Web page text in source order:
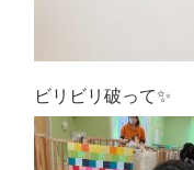
ビリビリ破って✨